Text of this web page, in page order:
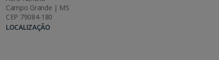
Campo Grande | MS
CEP 79084-180
LOCALIZAÇÃO